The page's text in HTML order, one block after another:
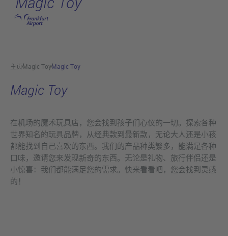
跳转至主页
主页Magic ToyMagic Toy
Magic Toy
在机场的魔术玩具店，您会找到孩子们心仪的一切。探索各种
世界知名的玩具品牌，从经典款到最新款，无论大人还是小孩
都能找到自己喜欢的东西。我们的产品种类繁多，能满足各种
口味，邀请您来发现新奇的东西。无论是礼物、旅行伴侣还是
小惊喜：我们都能满足您的需求。快来看看吧，您会找到灵感
的！